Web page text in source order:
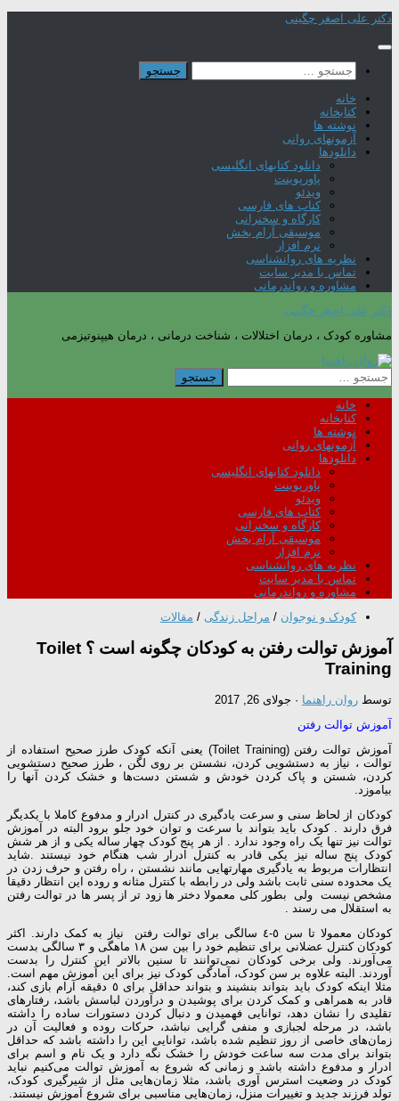
Skip
content
دکتر علی اصغر چگینی
جستجو
برای:
خانه
کتابخانه
نوشته ها
آزمونهای روانی
دانلودها
دانلود کتابهای انگلیسی
پاورپوینت
ویدئو
کتاب های فارسی
کارگاه و سخنرانی
موسیقی آرام بخش
نرم افزار
نظریه های روانشناسی
تماس با مدیر سایت
مشاوره و رواندرمانی
دکتر علی اصغر چگینی
مشاوره کودک ، درمان اختلالات ، شناخت درمانی ، درمان هیپنوتیزمی
جستجو
برای:
خانه
کتابخانه
نوشته ها
آزمونهای روانی
دانلودها
دانلود کتابهای انگلیسی
پاورپوینت
ویدئو
کتاب های فارسی
کارگاه و سخنرانی
موسیقی آرام بخش
نرم افزار
نظریه های روانشناسی
تماس با مدیر سایت
مشاوره و رواندرمانی
کودک و نوجوان / مراحل زندگی / مقالات
آموزش توالت رفتن به کودکان چگونه است ؟ Toilet
Training
توسط روان راهنما · جولای 26, 2017
آموزش توالت رفتن
آموزش توالت رفتن (Toilet Training) یعنی آنکه کودک طرز صحیح استفاده از
توالت ، نیاز به دستشویی کردن، نشستن بر روی لگن ، طرز صحیح دستشویی
کردن، شستن و پاک کردن خودش و شستن دست‌ها و خشک کردن آنها را
بیاموزد.
کودکان از لحاظ سنی و سرعت یادگیری در کنترل ادرار و مدفوع کاملا با یکدیگر
فرق دارند . کودک باید بتواند با سرعت و توان خود جلو برود البته در آموزش
توالت نیز تنها یک راه وجود ندارد . از هر پنج کودک چهار ساله یکی و از هر شش
کودک پنج ساله نیز یکی قادر به کنترل ادرار شب هنگام خود نیستند .شاید
انتظارات مربوط به یادگیری مهارتهایی مانند نشستن ، راه رفتن و حرف زدن در
یک محدوده سنی ثابت باشد ولی در رابطه با کنترل مثانه و روده این انتظار دقیقا
مشخص نیست ولی بطور کلی معمولا دختر ها زود تر از پسر ها در توالت رفتن
به استقلال می رسند .
کودکان معمولا تا سن ٥-٤ سالگی برای توالت رفتن نیاز به کمک دارند. اکثر
کودکان کنترل عضلانی برای تنظیم خود را بین سن ١٨ ماهگی و ٣ سالگی بدست
می‌آورند. ولی برخی کودکان نمی‌توانند تا سنین بالاتر این کنترل را بدست
آوردند. البته علاوه بر سن کودک، آمادگی کودک نیز برای این آموزش مهم است.
مثلا اینکه کودک باید بتواند بنشیند و بتواند حداقل برای ٥ دقیقه آرام بازی کند،
قادر به همراهی و کمک کردن برای پوشیدن و درآوردن لباسش باشد، رفتارهای
تقلیدی را نشان دهد، توانایی فهمیدن و دنبال کردن دستورات ساده را داشته
باشد، در مرحله لجبازی و منفی گرایی نباشد، حرکات روده و فعالیت آن در
زمان‌های خاصی از روز تنظیم شده باشد، توانایی این را داشته باشد که حداقل
بتواند برای مدت سه ساعت خودش را خشک نگه دارد و یک نام و اسم برای
ادرار و مدفوع داشته باشد و زمانی که شروع به آموزش توالت می‌کنیم نباید
کودک در وضعیت استرس آوری باشد، مثلا زمان‌هایی مثل از شیرگیری کودک،
تولد فرزند جدید و تغییرات منزل، زمان‌هایی مناسبی برای شروع آموزش نیستند.